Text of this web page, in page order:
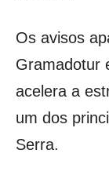
Os avisos
Gramadotur
acelera a
um dos
Serra.